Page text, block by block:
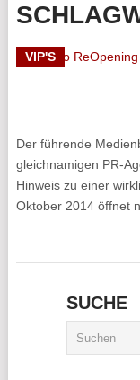
VIP'S
Der führende
gleichnamigen PR-
Hinweis zu einer
Oktober 2014 öffnet
SUCHE